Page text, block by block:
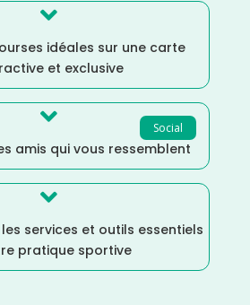

idéales sur une carte
et exclusive
Social

amis qui vous ressemblent

services et outils essentiels
pratique sportive